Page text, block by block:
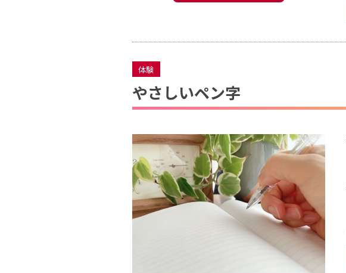
体験
やさしいペン字